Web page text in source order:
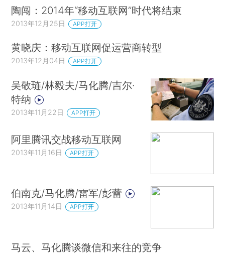
陶闯：2014年“移动互联网”时代将结束
2013年12月25日 APP打开
黄晓庆：移动互联网促运营商转型
2013年12月04日 APP打开
吴敬琏/林毅夫/马化腾/吉尔·
特纳
2013年11月22日 APP打开
阿里腾讯交战移动互联网
2013年11月16日 APP打开
伯南克/马化腾/雷军/彭蕾
2013年11月14日 APP打开
马云、马化腾谈微信和来往的竞争